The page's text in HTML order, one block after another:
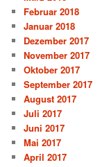
Februar 2018
Januar 2018
Dezember 2017
November 2017
Oktober 2017
September 2017
August 2017
Juli 2017
Juni 2017
Mai 2017
April 2017